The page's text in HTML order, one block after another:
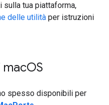
sulla tua piattaforma,
delle utilità per istruzioni
OS
spesso disponibili per